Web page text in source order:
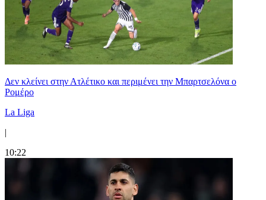
Δεν κλείνει στην Ατλέτικο και περιμένει την Μπαρτσελόνα ο
Ρομέρο
La Liga
|
10:22